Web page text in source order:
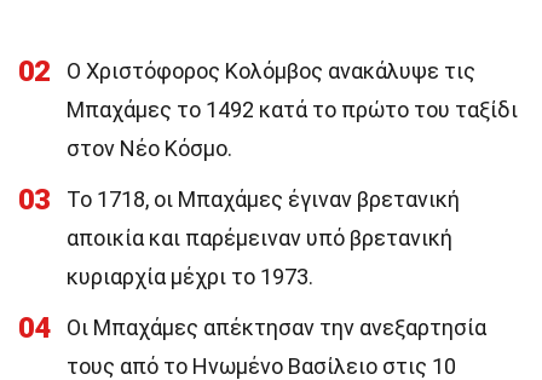
02
Ο Χριστόφορος Κολόμβος ανακάλυψε τις
Μπαχάμες το 1492 κατά το πρώτο του ταξίδι
στον Νέο Κόσμο.
03
Το 1718, οι Μπαχάμες έγιναν βρετανική
αποικία και παρέμειναν υπό βρετανική
κυριαρχία μέχρι το 1973.
04
Οι Μπαχάμες απέκτησαν την ανεξαρτησία
τους από το Ηνωμένο Βασίλειο στις 10